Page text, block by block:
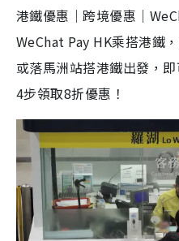
港鐵優惠｜跨境優惠｜
WeChat Pay HK乘搭港鐵
或落馬洲站搭港鐵出發，
4步領取8折優惠！